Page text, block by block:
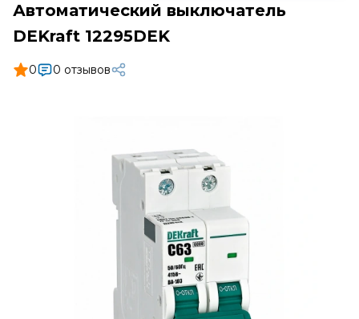
Автоматический выключатель
DEKraft 12295DEK
0 0 отзывов